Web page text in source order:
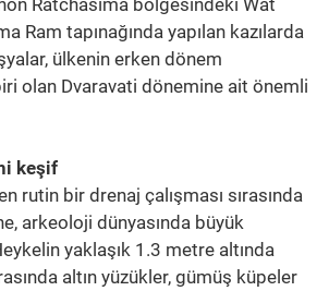
Ram tapınağında yapılan kazılarda
ülkenin erken dönem
olan Dvaravati dönemine ait önemli
keşif
rutin bir drenaj çalışması sırasında
arkeoloji dünyasında büyük
yaklaşık 1.3 metre altında
altın yüzükler, gümüş küpeler